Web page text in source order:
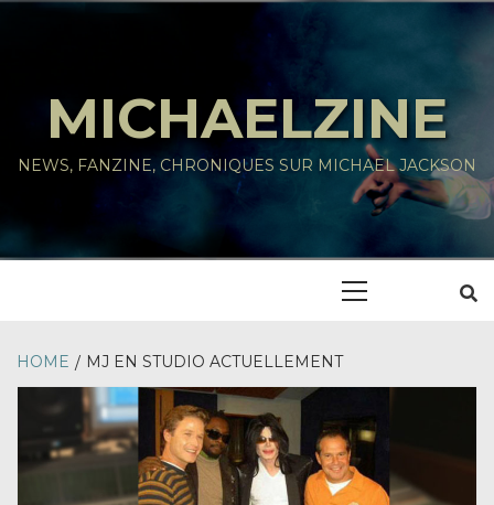
MICHAELZINE
NEWS, FANZINE, CHRONIQUES SUR MICHAEL JACKSON
HOME MJ EN STUDIO ACTUELLEMENT